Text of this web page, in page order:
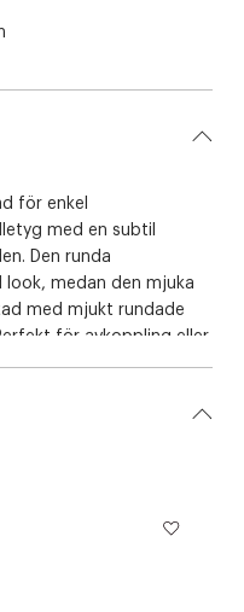
för enkel
med en subtil
Den runda
medan den mjuka
med mjukt rundade
för avkoppling eller